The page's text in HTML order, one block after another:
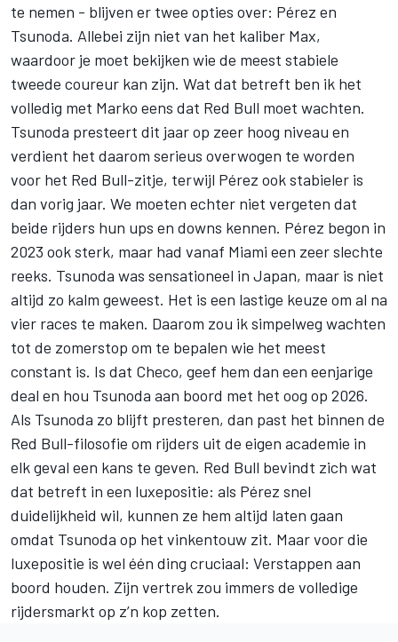
te nemen - blijven er twee opties over: Pérez en
Tsunoda. Allebei zijn niet van het kaliber Max,
waardoor je moet bekijken wie de meest stabiele
tweede coureur kan zijn. Wat dat betreft ben ik het
volledig met Marko eens dat Red Bull moet wachten.
Tsunoda presteert dit jaar op zeer hoog niveau en
verdient het daarom serieus overwogen te worden
voor het Red Bull-zitje, terwijl Pérez ook stabieler is
dan vorig jaar. We moeten echter niet vergeten dat
beide rijders hun ups en downs kennen. Pérez begon in
2023 ook sterk, maar had vanaf Miami een zeer slechte
reeks. Tsunoda was sensationeel in Japan, maar is niet
altijd zo kalm geweest. Het is een lastige keuze om al na
vier races te maken. Daarom zou ik simpelweg wachten
tot de zomerstop om te bepalen wie het meest
constant is. Is dat Checo, geef hem dan een eenjarige
deal en hou Tsunoda aan boord met het oog op 2026.
Als Tsunoda zo blijft presteren, dan past het binnen de
Red Bull-filosofie om rijders uit de eigen academie in
elk geval een kans te geven. Red Bull bevindt zich wat
dat betreft in een luxepositie: als Pérez snel
duidelijkheid wil, kunnen ze hem altijd laten gaan
omdat Tsunoda op het vinkentouw zit. Maar voor die
luxepositie is wel één ding cruciaal: Verstappen aan
boord houden. Zijn vertrek zou immers de volledige
rijdersmarkt op z’n kop zetten.